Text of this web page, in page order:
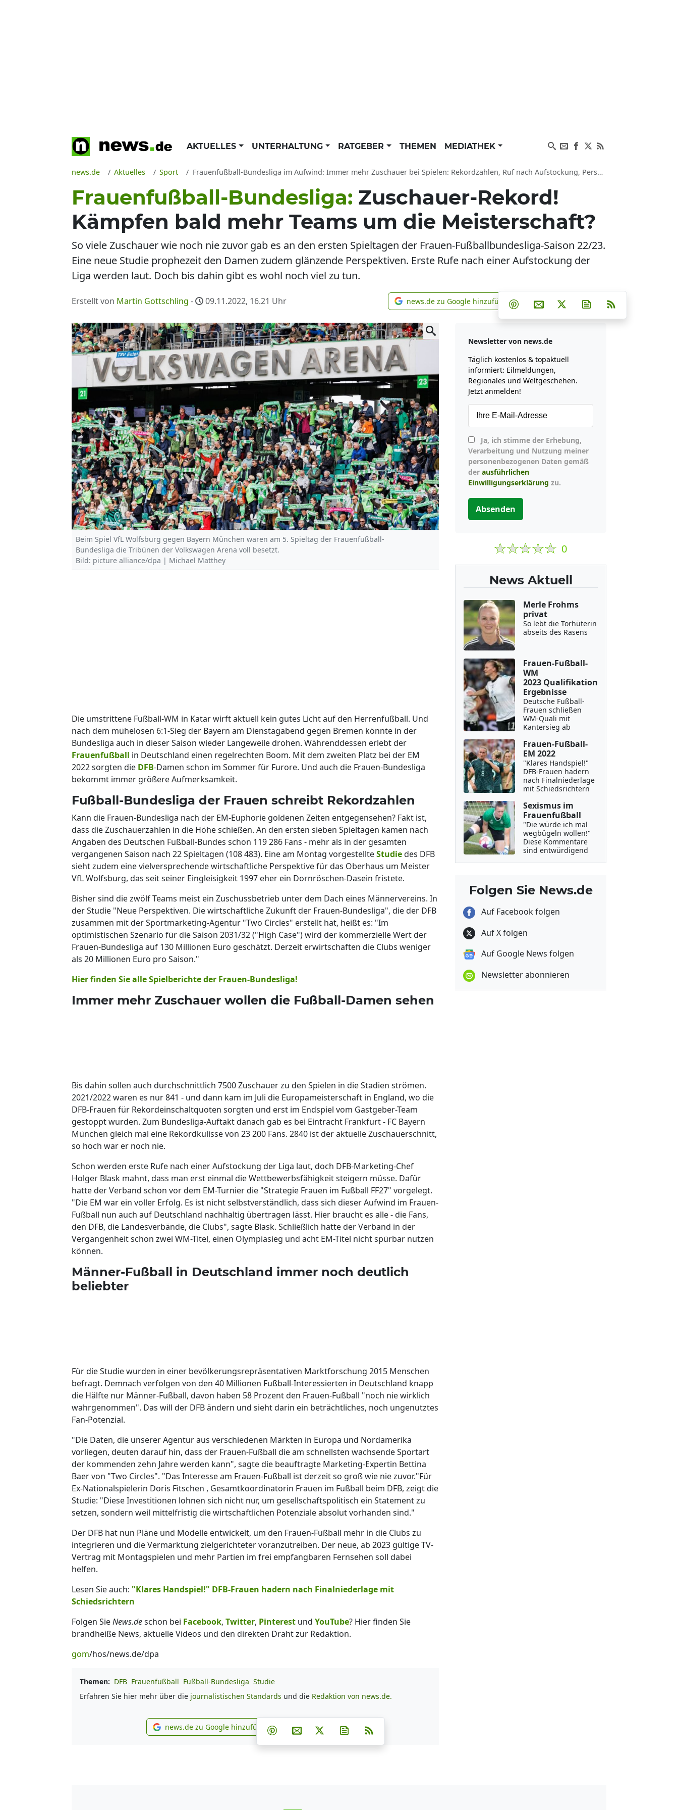
AKTUELLES UNTERHALTUNG RATGEBER THEMEN MEDIATHEK
news.de Aktuelles Sport Frauenfußball-Bundesliga im Aufwind: Immer mehr Zuschauer bei Spielen: Rekordzahlen, Ruf nach Aufstockung, Perspektiven für die Teams
Frauenfußball-Bundesliga: Zuschauer-Rekord!
Kämpfen bald mehr Teams um die Meisterschaft?
So viele Zuschauer wie noch nie zuvor gab es an den ersten Spieltagen der Frauen-Fußballbundesliga-Saison 22/23.
Eine neue Studie prophezeit den Damen zudem glänzende Perspektiven. Erste Rufe nach einer Aufstockung der
Liga werden laut. Doch bis dahin gibt es wohl noch viel zu tun.
Erstellt von Martin Gottschling - 09.11.2022, 16.21 Uhr news.de zu Google hinzufügen
news.de zu Google hinzufügen Teilen auf Facebook
Teilen auf Whatsapp
Teilen auf Telegram
Teilen auf Pinterest
Per E-Mail teilen
Post auf XNewsletter
Beim Spiel VfL Wolfsburg gegen Bayern München waren am 5. Spieltag der Frauenfußball-
Bundesliga die Tribünen der Volkswagen Arena voll besetzt.
Bild: picture alliance/dpa | Michael Matthey
Die umstrittene Fußball-WM in Katar wirft aktuell kein gutes Licht auf den Herrenfußball. Und
nach dem mühelosen 6:1-Sieg der Bayern am Dienstagabend gegen Bremen könnte in der
Bundesliga auch in dieser Saison wieder Langeweile drohen. Währenddessen erlebt der
Frauenfußball in Deutschland einen regelrechten Boom. Mit dem zweiten Platz bei der EM
2022 sorgten die DFB-Damen schon im Sommer für Furore. Und auch die Frauen-Bundesliga
bekommt immer größere Aufmerksamkeit.
Fußball-Bundesliga der Frauen schreibt Rekordzahlen
Kann die Frauen-Bundesliga nach der EM-Euphorie goldenen Zeiten entgegensehen? Fakt ist,
dass die Zuschauerzahlen in die Höhe schießen. An den ersten sieben Spieltagen kamen nach
Angaben des Deutschen Fußball-Bundes schon 119 286 Fans - mehr als in der gesamten
vergangenen Saison nach 22 Spieltagen (108 483). Eine am Montag vorgestellteStudiedes DFB
sieht zudem eine vielversprechende wirtschaftliche Perspektive für das Oberhaus um Meister
VfL Wolfsburg, das seit seiner Eingleisigkeit 1997 eher ein Dornröschen-Dasein fristete.
Bisher sind die zwölf Teams meist ein Zuschussbetrieb unter dem Dach eines Männervereins. In
der Studie "Neue Perspektiven. Die wirtschaftliche Zukunft der Frauen-Bundesliga", die der DFB
zusammen mit der Sportmarketing-Agentur "Two Circles" erstellt hat, heißt es: "Im
optimistischen Szenario für die Saison 2031/32 ("High Case") wird der kommerzielle Wert der
Frauen-Bundesliga auf 130 Millionen Euro geschätzt. Derzeit erwirtschaften die Clubs weniger
als 20 Millionen Euro pro Saison."
Hier finden Sie alle Spielberichte der Frauen-Bundesliga!
Immer mehr Zuschauer wollen die Fußball-Damen sehen
Bis dahin sollen auch durchschnittlich 7500 Zuschauer zu den Spielen in die Stadien strömen.
2021/2022 waren es nur 841 - und dann kam im Juli die Europameisterschaft in England, wo die
DFB-Frauen für Rekordeinschaltquoten sorgten und erst im Endspiel vom Gastgeber-Team
gestoppt wurden. Zum Bundesliga-Auftakt danach gab es bei Eintracht Frankfurt - FC Bayern
München gleich mal eine Rekordkulisse von 23 200 Fans. 2840 ist der aktuelle Zuschauerschnitt,
so hoch war er noch nie.
Schon werden erste Rufe nach einer Aufstockung der Liga laut, doch DFB-Marketing-Chef
Holger Blask mahnt, dass man erst einmal die Wettbewerbsfähigkeit steigern müsse. Dafür
hatte der Verband schon vor dem EM-Turnier die "Strategie Frauen im Fußball FF27" vorgelegt.
"Die EM war ein voller Erfolg. Es ist nicht selbstverständlich, dass sich dieser Aufwind im Frauen-
Fußball nun auch auf Deutschland nachhaltig übertragen lässt. Hier braucht es alle - die Fans,
den DFB, die Landesverbände, die Clubs", sagte Blask. Schließlich hatte der Verband in der
Vergangenheit schon zwei WM-Titel, einen Olympiasieg und acht EM-Titel nicht spürbar nutzen
können.
Männer-Fußball in Deutschland immer noch deutlich
beliebter
Für die Studie wurden in einer bevölkerungsrepräsentativen Marktforschung 2015 Menschen
befragt. Demnach verfolgen von den 40 Millionen Fußball-Interessierten in Deutschland knapp
die Hälfte nur Männer-Fußball, davon haben 58 Prozent den Frauen-Fußball "noch nie wirklich
wahrgenommen". Das will der DFB ändern und sieht darin ein beträchtliches, noch ungenutztes
Fan-Potenzial.
"Die Daten, die unserer Agentur aus verschiedenen Märkten in Europa und Nordamerika
vorliegen, deuten darauf hin, dass der Frauen-Fußball die am schnellsten wachsende Sportart
der kommenden zehn Jahre werden kann", sagte die beauftragte Marketing-Expertin Bettina
Baer von "Two Circles". "Das Interesse am Frauen-Fußball ist derzeit so groß wie nie zuvor."Für
Ex-Nationalspielerin Doris Fitschen , Gesamtkoordinatorin Frauen im Fußball beim DFB, zeigt die
Studie: "Diese Investitionen lohnen sich nicht nur, um gesellschaftspolitisch ein Statement zu
setzen, sondern weil mittelfristig die wirtschaftlichen Potenziale absolut vorhanden sind."
Der DFB hat nun Pläne und Modelle entwickelt, um den Frauen-Fußball mehr in die Clubs zu
integrieren und die Vermarktung zielgerichteter voranzutreiben. Der neue, ab 2023 gültige TV-
Vertrag mit Montagspielen und mehr Partien im frei empfangbaren Fernsehen soll dabei
helfen.
Lesen Sie auch: "Klares Handspiel!" DFB-Frauen hadern nach Finalniederlage mit
Schiedsrichtern
Folgen SieNews.deschon bei Facebook, Twitter, Pinterest und YouTube? Hier finden Sie
brandheiße News, aktuelle Videos und den direkten Draht zur Redaktion.
gom/hos/news.de/dpa
Themen: DFB Frauenfußball Fußball-Bundesliga Studie
Erfahren Sie hier mehr über die journalistischen Standards und die Redaktion von news.de.
news.de zu Google hinzufügen
news.de zu Google hinzufügen Teilen auf Facebook
Teilen auf Whatsapp
Teilen auf Telegram
Teilen auf Pinterest
Per E-Mail teilen
Post auf XNewsletter abonnieren
Newsletter von news.de
Täglich kostenlos & topaktuell
informiert: Eilmeldungen,
Regionales und Weltgeschehen.
Jetzt anmelden!
Verarbeitung und Nutzung meiner
personenbezogenen Daten gemäß
der ausführlichen
Einwilligungserklärung zu.
Absenden
0
News Aktuell
Merle Frohms
privat
So lebt die Torhüterin
abseits des Rasens
Frauen-Fußball-
WM
2023 Qualifikation
Ergebnisse
Deutsche Fußball-
Frauen schließen
WM-Quali mit
Kantersieg ab
Frauen-Fußball-
EM 2022
"Klares Handspiel!"
DFB-Frauen hadern
nach Finalniederlage
mit Schiedsrichtern
Sexismus im
Frauenfußball
"Die würde ich mal
wegbügeln wollen!"
Diese Kommentare
sind entwürdigend
Folgen Sie News.de
Auf Facebook folgen
Auf X folgen
Auf Google News folgen
Newsletter abonnieren